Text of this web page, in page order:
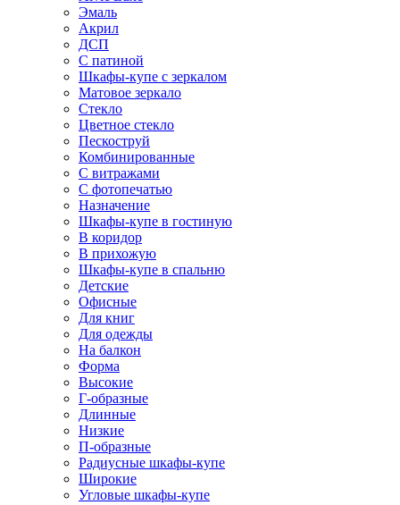
Эмаль
Акрил
ДСП
С патиной
Шкафы-купе с зеркалом
Матовое зеркало
Стекло
Цветное стекло
Пескоструй
Комбинированные
С витражами
С фотопечатью
Назначение
Шкафы-купе в гостиную
В коридор
В прихожую
Шкафы-купе в спальню
Детские
Офисные
Для книг
Для одежды
На балкон
Форма
Высокие
Г-образные
Длинные
Низкие
П-образные
Радиусные шкафы-купе
Широкие
Угловые шкафы-купе